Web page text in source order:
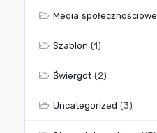
Media społecznościowe
Szablon (1)
Świergot (2)
Uncategorized (3)